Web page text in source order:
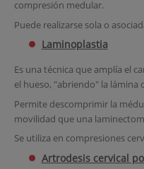
compresión medular.
Puede realizarse sola o
Laminoplastia
Es una técnica que amplía el
el hueso, "abriendo" la lámina
Permite descomprimir la
movilidad que una
Se utiliza en compresiones
Artrodesis cervical